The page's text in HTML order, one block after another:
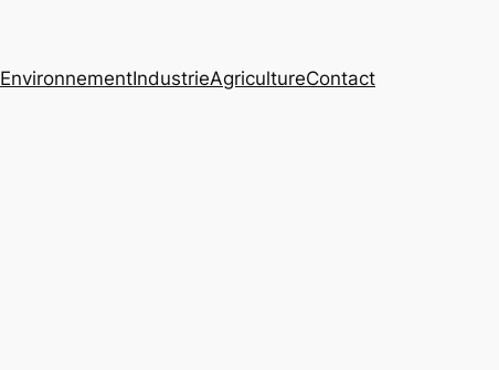
EnvironnementIndustrieAgricultureContact